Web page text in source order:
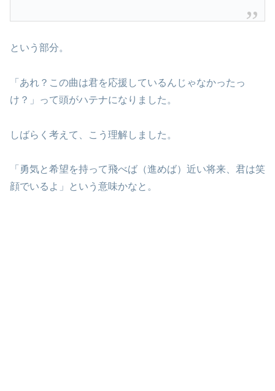
という部分。
「あれ？この曲は君を応援しているんじゃなかったっ
け？」って頭がハテナになりました。
しばらく考えて、こう理解しました。
「勇気と希望を持って飛べば（進めば）近い将来、君は笑
顔でいるよ」という意味かなと。